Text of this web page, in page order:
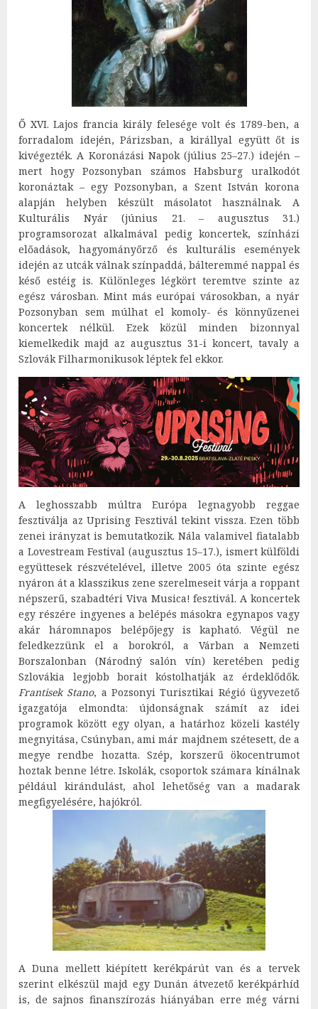
Ő XVI. Lajos francia király felesége volt és 1789-ben, a
forradalom idején, Párizsban, a királlyal együtt őt is
kivégezték. A Koronázási Napok (július 25–27.) idején –
mert hogy Pozsonyban számos Habsburg uralkodót
koronáztak – egy Pozsonyban, a Szent István korona
alapján helyben készült másolatot használnak. A
Kulturális Nyár (június 21. – augusztus 31.)
programsorozat alkalmával pedig koncertek, színházi
előadások, hagyományőrző és kulturális események
idején az utcák válnak színpaddá, bálteremmé nappal és
késő estéig is. Különleges légkört teremtve szinte az
egész városban. Mint más európai városokban, a nyár
Pozsonyban sem múlhat el komoly- és könnyűzenei
koncertek nélkül. Ezek közül minden bizonnyal
kiemelkedik majd az augusztus 31-i koncert, tavaly a
Szlovák Filharmonikusok léptek fel ekkor.
A leghosszabb múltra Európa legnagyobb reggae
fesztiválja az Uprising Fesztivál tekint vissza. Ezen több
zenei irányzat is bemutatkozik. Nála valamivel fiatalabb
a Lovestream Festival (augusztus 15–17.), ismert külföldi
együttesek részvételével, illetve 2005 óta szinte egész
nyáron át a klasszikus zene szerelmeseit várja a roppant
népszerű, szabadtéri Viva Musica! fesztivál. A koncertek
egy részére ingyenes a belépés másokra egynapos vagy
akár háromnapos belépőjegy is kapható. Végül ne
feledkezzünk el a borokról, a Várban a Nemzeti
Borszalonban (Národný salón vín) keretében pedig
Szlovákia legjobb borait kóstolhatják az érdeklődők.
Frantisek Stano, a Pozsonyi Turisztikai Régió ügyvezető
igazgatója elmondta: újdonságnak számít az idei
programok között egy olyan, a határhoz közeli kastély
megnyitása, Csúnyban, ami már majdnem szétesett, de a
megye rendbe hozatta. Szép, korszerű ökocentrumot
hoztak benne létre. Iskolák, csoportok számara kínálnak
például kirándulást, ahol lehetőség van a madarak
megfigyelésére, hajókról.
A Duna mellett kiépített kerékpárút van és a tervek
szerint elkészül majd egy Dunán átvezető kerékpárhíd
is, de sajnos finanszírozás hiányában erre még várni